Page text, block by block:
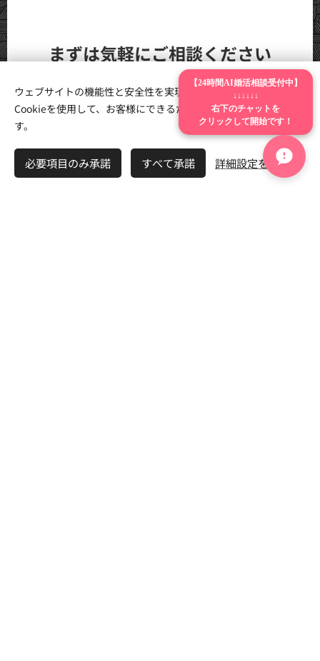
まずは気軽にご相談ください
※強引な勧誘やしつこいお電話は一切いたしませんのでご安心
ください
💬 LINEで気軽に相談
ウェブサイトの機能性と安全性を実現するため、Webnodeは
Cookieを使用して、お客様にできるだけ最高の体験を提供しま
す。
必要項目のみ承諾 すべて承諾 詳細設定を開く
【24時間AI婚活相談受付中】
↓↓↓↓↓↓
右下のチャットを
クリックして開始です！